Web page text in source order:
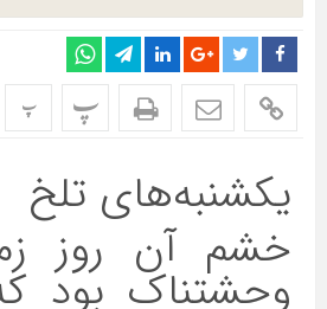
پ پ
یکشنبه‌های تلخ
خشم آن روز
وحشتناک بود